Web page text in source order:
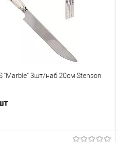
"Marble" 3шт/наб 20см Stenson